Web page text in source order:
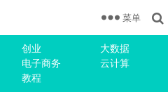
创业
大数据
电子商务
云计算
教程
菜单